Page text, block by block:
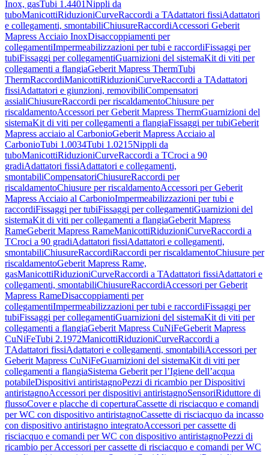
Inox, gasTubi 1.4401Nippli da
tuboManicottiRiduzioniCurveRaccordi a TAdattatori fissiAdattatori
e collegamenti, smontabiliChiusureRaccordiAccessori Geberit
Mapress Acciaio InoxDisaccoppiamenti per
collegamentiImpermeabilizzazioni per tubi e raccordiFissaggi per
tubiFissaggi per collegamentiGuarnizioni del sistemaKit di viti per
collegamenti a flangiaGeberit Mapress ThermTubi
ThermRaccordiManicottiRiduzioniCurveRaccordi a TAdattatori
fissiAdattatori e giunzioni, removibiliCompensatori
assialiChiusureRaccordi per riscaldamentoChiusure per
riscaldamentoAccessori per Geberit Mapress ThermGuarnizioni del
sistemaKit di viti per collegamenti a flangiaFissaggi per tubiGeberit
Mapress acciaio al CarbonioGeberit Mapress Acciaio al
CarbonioTubi 1.0034Tubi 1.0215Nippli da
tuboManicottiRiduzioniCurveRaccordi a TCroci a 90
gradiAdattatori fissiAdattatori e collegamenti,
smontabiliCompensatoriChiusureRaccordi per
riscaldamentoChiusure per riscaldamentoAccessori per Geberit
Mapress Acciaio al CarbonioImpermeabilizzazioni per tubi e
raccordiFissaggi per tubiFissaggi per collegamentiGuarnizioni del
sistemaKit di viti per collegamenti a flangiaGeberit Mapress
RameGeberit Mapress RameManicottiRiduzioniCurveRaccordi a
TCroci a 90 gradiAdattatori fissiAdattatori e collegamenti,
smontabiliChiusureRaccordiRaccordi per riscaldamentoChiusure per
riscaldamentoGeberit Mapress Rame,
gasManicottiRiduzioniCurveRaccordi a TAdattatori fissiAdattatori e
collegamenti, smontabiliChiusureRaccordiAccessori per Geberit
Mapress RameDisaccoppiamenti per
collegamentiImpermeabilizzazioni per tubi e raccordiFissaggi per
tubiFissaggi per collegamentiGuarnizioni del sistemaKit di viti per
collegamenti a flangiaGeberit Mapress CuNiFeGeberit Mapress
CuNiFeTubi 2.1972ManicottiRiduzioniCurveRaccordi a
TAdattatori fissiAdattatori e collegamenti, smontabiliAccessori per
Geberit Mapress CuNiFeGuarnizioni del sistemaKit di viti per
collegamenti a flangiaSistema Geberit per l’Igiene dell’acqua
potabileDispositivi antiristagnoPezzi di ricambio per Dispositivi
antiristagnoAccessori per dispositivi antiristagnoSensoriRiduttore di
flussoCover e placche di coperturaCassette di risciacquo e comandi
per WC con dispositivo antiristagnoCassette di risciacquo da incasso
con dispositivo antiristagno integratoAccessori per cassette di
risciacquo e comandi per WC con dispositivo antiristagnoPezzi di
ricambio per Accessori per cassette di risciacquo e comandi per WC